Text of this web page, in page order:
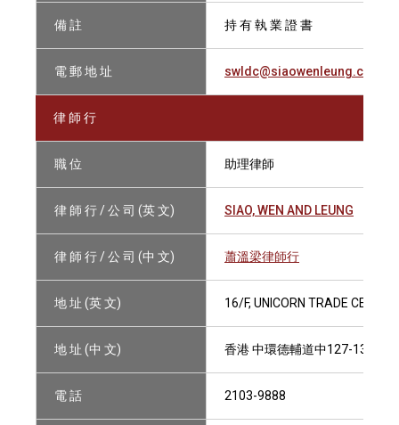
備 註 持 有 執 業 證 書
電 郵 地 址 swldc@siaowenleung.com
律 師 行
職 位 助理律師
律 師 行 / 公 司 (英 文) SIAO, WEN AND LEUNG
律 師 行 / 公 司 (中 文) 蕭溫梁律師行
地 址 (英 文) 16/F, UNICORN TRADE
地 址 (中 文) 香港 中環德輔道中127-131號
電 話 2103-9888